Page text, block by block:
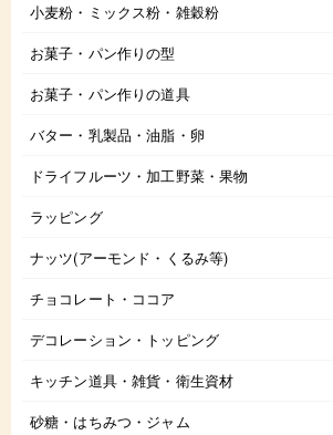
小麦粉・ミックス粉・雑穀粉
お菓子・パン作りの型
お菓子・パン作りの道具
バター・乳製品・油脂・卵
ドライフルーツ・加工野菜・果物
ラッピング
ナッツ(アーモンド・くるみ等)
チョコレート・ココア
デコレーション・トッピング
キッチン道具・雑貨・衛生資材
砂糖・はちみつ・ジャム